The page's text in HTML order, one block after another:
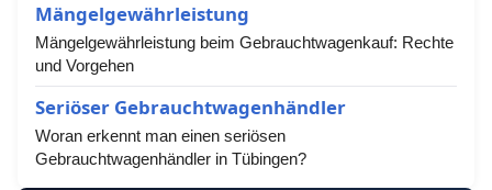
Mängelgewährleistung
Mängelgewährleistung beim Gebrauchtwagenkauf: Rechte
und Vorgehen
Seriöser Gebrauchtwagenhändler
Woran erkennt man einen seriösen
Gebrauchtwagenhändler in Tübingen?